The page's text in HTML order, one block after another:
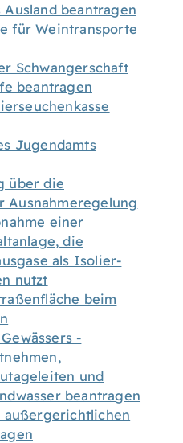
beantragen
für Weintransporte
Schwangerschaft
beantragen
Jugendamts
über die
Ausnahmeregelung
einer
die
als Isolier-
nutzt
beim
-
und
beantragen
außergerichtlichen